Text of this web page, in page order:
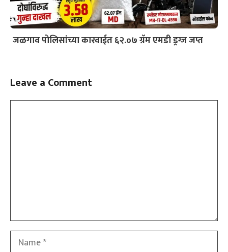
जळगाव पोलिसांच्या कारवाईत ६२.०७ ग्रॅम एमडी ड्रग्ज जप्त
Leave a Comment
Name